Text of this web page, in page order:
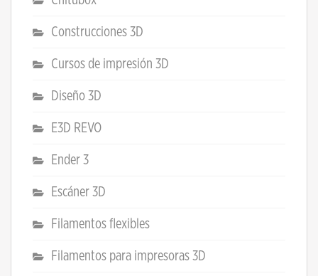
Construcciones 3D
Cursos de impresión 3D
Diseño 3D
E3D REVO
Ender 3
Escáner 3D
Filamentos flexibles
Filamentos para impresoras 3D